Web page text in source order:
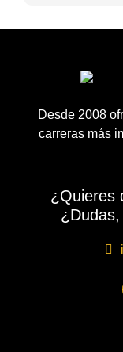
Desde 2008
carreras más
¿Quieres